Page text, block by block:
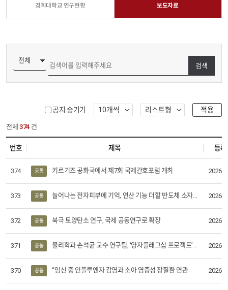
경희대학교 연구현황 보도자료
검색
공지 숨기기 적용
전체 374건
번호 제목 등
374 공통 키르기즈 공화국에서 제7회 국제간호포럼 개최 2026-
373 공통 늘어나는 전자피부에 기억, 연산 기능 더할 반도체 소자 기술 개발 2026-
372 공통 북극 토양탄소 연구, 국제 공동연구로 확장 2026-
371 공통 물리학과 손석균 교수 연구팀, ‘양자플래그십 프로젝트’ 참여 2026-
370 공통 “임신 중 인플루엔자 감염과 소아 염증성 장질환 연관성 규명” 2026-